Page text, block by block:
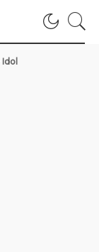
Idol